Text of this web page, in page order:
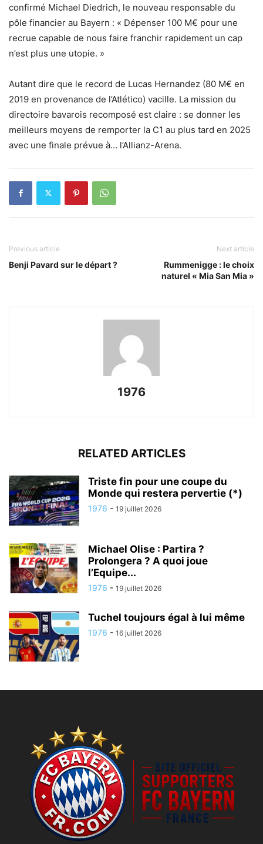
confirmé Michael Diedrich, le nouveau responsable du
pôle financier au Bayern : « Dépenser 100 M€ pour une
recrue capable de nous faire franchir rapidement un cap
n’est plus une utopie. »
Autant dire que le record de Lucas Hernandez (80 M€ en
2019 en provenance de l’Atlético) vacille. La mission du
directoire bavarois recomposé est claire : se donner les
meilleurs moyens de remporter la C1 au plus tard en 2025
avec une finale prévue à… l’Allianz-Arena.
Previous article
Benji Pavard sur le départ ?
Next article
Rummenigge : le choix
naturel « Mia San Mia »
1976
RELATED ARTICLES
Triste fin pour une coupe du
Monde qui restera pervertie (*)
1976 - 19 juillet 2026
Michael Olise : Partira ?
Prolongera ? A quoi joue
l’Equipe...
1976 - 19 juillet 2026
Tuchel toujours égal à lui même
1976 - 16 juillet 2026